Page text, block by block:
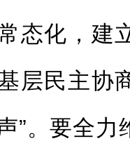
态化，建
层民主协
”。要全